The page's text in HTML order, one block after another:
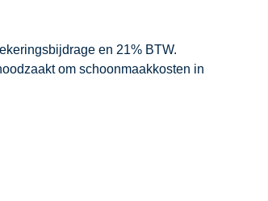
en 21% BTW.
om schoonmaakkosten in